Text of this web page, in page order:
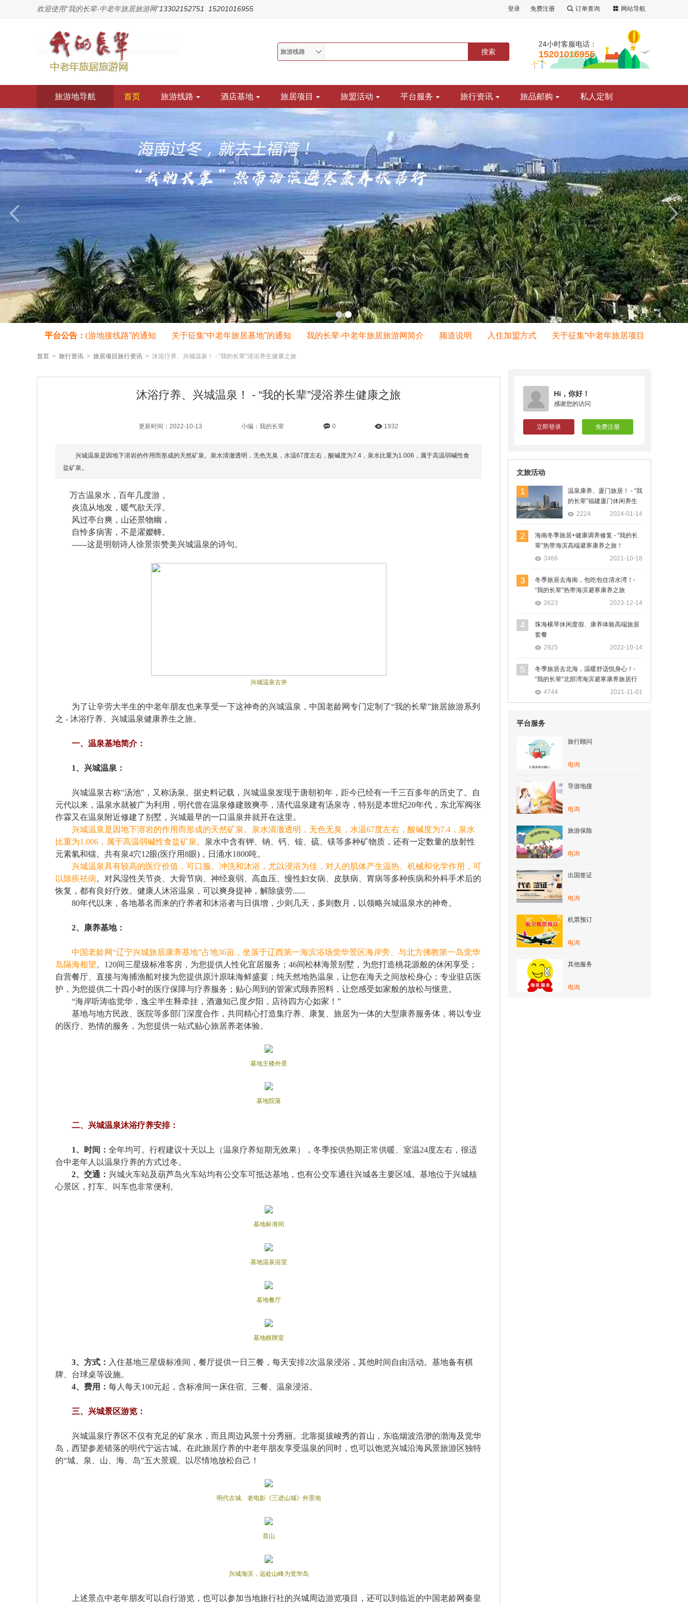
欢迎使用“我的长辈-中老年旅居旅游网”13302152751  15201016955 登录 免费注册 订单查询 网站导航
旅游线路
24小时客服电话：
15201016955
旅游地导航 首页 旅游线路 酒店基地 旅居项目 旅盟活动 平台服务 旅行资讯 旅品邮购 私人定制
平台公告：
集旅行社“中老年旅游地接线路”的通知 关于征集“中老年旅居基地”的通知 我的长辈-中老年旅居旅游网简介 频道说明 入住加盟方式 关于征集“中老年旅居项目”的通知
首页 > 旅行资讯 > 旅居项目旅行资讯 > 沐浴疗养、兴城温泉！ - “我的长辈”浸浴养生健康之旅
沐浴疗养、兴城温泉！ - “我的长辈”浸浴养生健康之旅
更新时间：2022-10-13 小编：我的长辈 0 1932
兴城温泉是因地下溶岩的作用而形成的天然矿泉。泉水清澈透明，无色无臭，水温67度左右，酸碱度为7.4，泉水比重为1.006，属于高温弱碱性食
盐矿泉。
万古温泉水，百年几度游，
炎流从地发，暖气欲天浮。
风过亭台爽，山还景物幽，
自怜多病害，不是濯孆帱。
------这是明朝诗人徐景崇赞美兴城温泉的诗句。
兴城温泉古井
为了让辛劳大半生的中老年朋友也来享受一下这神奇的兴城温泉，中国老龄网专门定制了“我的长辈”旅居旅游系列
之 - 沐浴疗养、兴城温泉健康养生之旅。
一、温泉基地简介：
1、兴城温泉：
兴城温泉古称"汤池"，又称汤泉。据史料记载，兴城温泉发现于唐朝初年，距今已经有一千三百多年的历史了。自
元代以来，温泉水就被广为利用，明代曾在温泉修建致爽亭，清代温泉建有汤泉寺，特别是本世纪20年代，东北军阀张
作霖又在温泉附近修建了别墅，兴城最早的一口温泉井就开在这里。
兴城温泉是因地下溶岩的作用而形成的天然矿泉。泉水清澈透明，无色无臭，水温67度左右，酸碱度为7.4，泉水
比重为1.006，属于高温弱碱性食盐矿泉。 泉水中含有钾、钠、钙、铵、硫、镁等多种矿物质，还有一定数量的放射性
元素氡和镭。共有泉4穴12眼(医疗用8眼)，日涌水1800吨。
兴城温泉具有较高的医疗价值，可口服、冲洗和沐浴，尤以浸浴为佳，对人的肌体产生温热、机械和化学作用，可
以除疾祛病。对风湿性关节炎、大骨节病、神经衰弱、高血压、慢性妇女病、皮肤病、胃病等多种疾病和外科手术后的
恢复，都有良好疗效。健康人沐浴温泉，可以爽身提神，解除疲劳......
80年代以来，各地慕名而来的疗养者和沐浴者与日俱增，少则几天，多则数月，以领略兴城温泉水的神奇。
2、康养基地：
中国老龄网“辽宁兴城旅居康养基地”占地36亩，坐落于辽西第一海滨浴场觉华景区海岸旁、与北方佛教第一岛觉华
岛隔海相望。120间三星级标准客房，为您提供人性化宜居服务；46间松林海景别墅，为您打造桃花源般的休闲享受；
自营餐厅、直接与海捕渔船对接为您提供原汁原味海鲜盛宴；纯天然地热温泉，让您在海天之间放松身心；专业驻店医
护，为您提供二十四小时的医疗保障与疗养服务；贴心周到的管家式颐养照料，让您感受如家般的放松与惬意。
“海岸听涛临觉华，逸尘半生释牵挂，酒邀知己度夕阳，店待四方心如家！”
基地与地方民政、医院等多部门深度合作，共同精心打造集疗养、康复、旅居为一体的大型康养服务体，将以专业
的医疗、热情的服务，为您提供一站式贴心旅居养老体验。
基地主楼外景
基地院落
二、兴城温泉沐浴疗养安排：
1、时间： 全年均可。行程建议十天以上（温泉疗养短期无效果），冬季按供热期正常供暖、室温24度左右，很适
合中老年人以温泉疗养的方式过冬。
2、交通： 兴城火车站及葫芦岛火车站均有公交车可抵达基地，也有公交车通往兴城各主要区域。基地位于兴城核
心景区，打车、叫车也非常便利。
基地标准间
基地温泉浴室
基地餐厅
基地棋牌室
3、方式： 入住基地三星级标准间，餐厅提供一日三餐，每天安排2次温泉浸浴，其他时间自由活动。基地备有棋
牌、台球桌等设施。
4、费用： 每人每天100元起，含标准间一床住宿、三餐、温泉浸浴。
三、兴城景区游览：
兴城温泉疗养区不仅有充足的矿泉水，而且周边风景十分秀丽。北靠挺拔峻秀的首山，东临烟波浩渺的渤海及觉华
岛，西望参差错落的明代宁远古城。在此旅居疗养的中老年朋友享受温泉的同时，也可以饱览兴城沿海风景旅游区独特
的“城、泉、山、海、岛"五大景观、以尽情地放松自己！
明代古城、老电影《三进山城》外景地
首山
兴城海滨，远处山峰为觉华岛
上述景点中老年朋友可以自行游览，也可以参加当地旅行社的兴城周边游览项目，还可以到临近的中国老龄网秦皇
Hi，你好！
感谢您的访问
立即登录 免费注册
文旅活动
1
温泉康养、厦门旅居！ - “我
的长辈”福建厦门休闲养生
旅居行
2224 2024-01-14
2
海南冬季旅居+健康调养修复 - “我的长
辈”热带海滨高端避寒康养之旅！
3466
2021-10-18
3
冬季旅居去海南，包吃包住清水湾！-
“我的长辈”热带海滨避寒康养之旅
2623
2023-12-14
4
珠海横琴休闲度假、康养体验高端旅居
套餐
2925
2022-10-14
5
冬季旅居去北海，温暖舒适悦身心！-
“我的长辈”北部湾海滨避寒康养旅居行
4744
2021-11-01
平台服务
旅行顾问
电询
导游地接
电询
旅游保险
电询
出国签证
电询
机票预订
电询
其他服务
电询